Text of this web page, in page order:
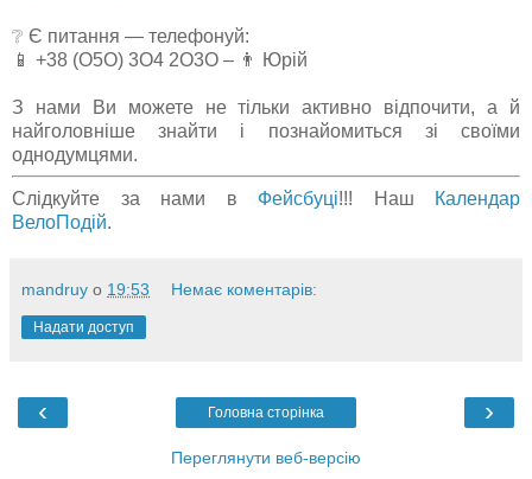
❔ Є питання — телефонуй:
📱 +38 (О5О) 3О4 2О3О – 👨 Юрій
З нами Ви можете не тільки активно відпочити, а й
найголовніше знайти і познайомиться зі своїми
однодумцями.
Слідкуйте за нами в Фейсбуці!!! Наш
Календар
ВелоПодій.
mandruy о 19:53 Немає коментарів:
Надати доступ
‹ ›
Головна сторінка
Переглянути веб-версію